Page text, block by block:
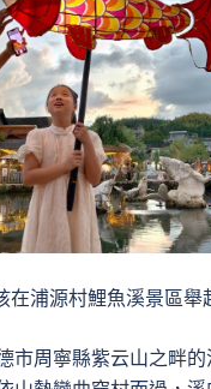
浦源村鯉魚溪景區舉
市周寧縣紫云山之畔